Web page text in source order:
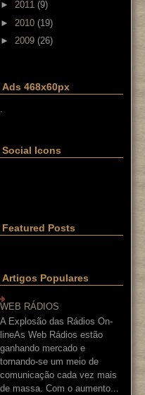
► 2011 (9)
► 2010 (19)
► 2009 (26)
Ads 468x60px
Social Icons
Featured Posts
Artigos Populares
WEB RÁDIOS
A Explosão das Rádios On-
lineAs Web Rádios estão
ganhando mercado e
tornando-se um meio de
comunicação cada vez mais
de massa. Com o aumento...